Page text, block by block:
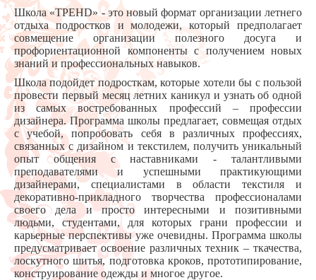
Школа «ТРЕНD» - это новый формат организации летнего
отдыха подростков и молодежи, который предполагает
совмещение организации полезного досуга и
профориентационной компоненты с получением новых
знаний и профессиональных навыков.
Школа подойдет подросткам, которые хотели бы с пользой
провести первый месяц летних каникул и узнать об одной
из самых востребованных профессий – профессии
дизайнера. Программа школы предлагает, совмещая отдых
с учебой, попробовать себя в различных профессиях,
связанных с дизайном и текстилем, получить уникальный
опыт общения с наставниками - талантливыми
преподавателями и успешными практикующими
дизайнерами, специалистами в области текстиля и
декоративно-прикладного творчества профессионалами
своего дела и просто интересными и позитивными
людьми, студентами, для которых грани профессии и
карьерные перспективы уже очевидны. Программа школы
предусматривает освоение различных техник – ткачества,
лоскутного шитья, подготовка кроков, прототипирование,
конструирование одежды и многое другое.